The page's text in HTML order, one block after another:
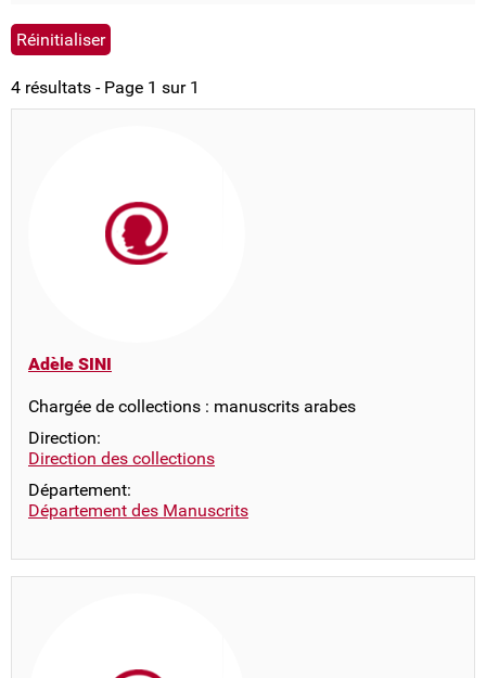
4 résultats - Page 1 sur 1
Adèle SINI
Chargée de collections : manuscrits arabes
Direction:
Direction des collections
Département:
Département des Manuscrits